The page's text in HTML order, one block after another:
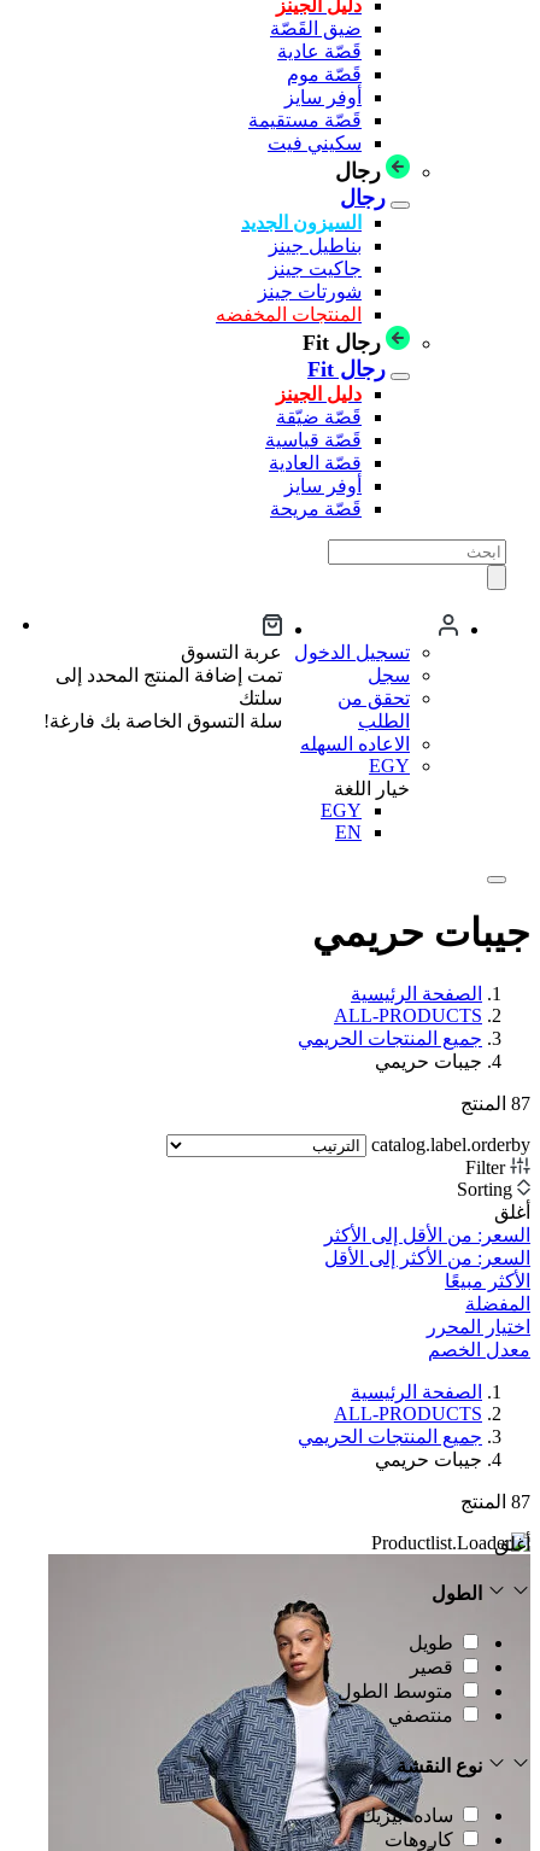
دليل الجينز
ضيق القَصّة
قَصّة عادية
قَصّة موم
أوفر سايز
قَصّة مستقيمة
سكيني فيت
رجال
رجال
السيزون الجديد
بناطيل جينز
جاكيت جينز
شورتات جينز
المنتجات المخفضه
رجال Fit
رجال Fit
دليل الجينز
قَصّة ضيّقة
قَصّة قياسية
قصّة العادية
أوفر سايز
قَصّة مريحة
تسجيل الدخول
سجل
تحقق من
الطلب
الاعاده السهله
EGY
خيار اللغة
EGY
EN
عربة التسوق
تمت إضافة المنتج المحدد إلى
سلتك
سلة التسوق الخاصة بك فارغة!
جيبات حريمي
الصفحة الرئيسية
ALL-PRODUCTS
جميع المنتجات الحريمي
جيبات حريمي
87 المنتج
catalog.label.orderby
Filter
Sorting
أغلق
السعر: من الأقل إلى الأكثر
السعر: من الأكثر إلى الأقل
الأكثر مبيعًا
المفضلة
اختيار المحرر
معدل الخصم‎
الصفحة الرئيسية
ALL-PRODUCTS
جميع المنتجات الحريمي
جيبات حريمي
87 المنتج
أغلق
الطول
طويل
قصير
متوسط الطول
منتصفي
نوع النقشة
ساده -بيزيك
كاروهات